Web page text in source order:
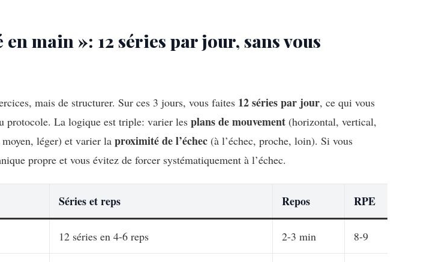
main »: 12 séries par jour, sans vous
mais de structurer. Sur ces 3 jours, vous faites 12 séries par jour, ce qui vous
protocole. La logique est triple: varier les plans de mouvement (horizontal, vertical,
léger) et varier la proximité de l’échec (à l’échec, proche, loin). Si vous
propre et vous évitez de forcer systématiquement à l’échec.
Séries et reps Repos RPE
12 séries en 4-6 reps 2-3 min 8-9